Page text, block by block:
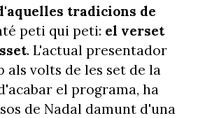
tradicions de
peti qui peti: el verset
. L'actual presentador
als volts de les set de la
el programa, ha
de Nadal damunt d'una